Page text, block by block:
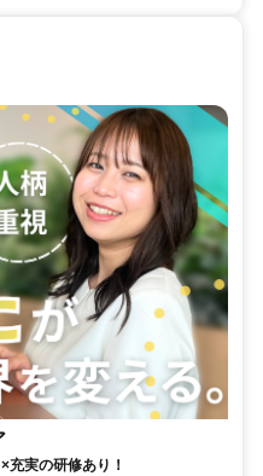
充実の研修あり！